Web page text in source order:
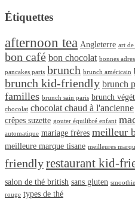
Étiquettes
afternoon tea Angleterre art
bon café bon chocolat bonnes
pancakes paris brunch brunch américain
brunch kid-friendly brunch
familles brunch sain paris brunch
chocolat chocolat chaud à l'ancienne
crêpes suzette gouter équilibré enfant
automatique mariage frères meilleur
meilleure marque tisane meilleures
friendlyrestaurant kid-
salon de thé british sans gluten
rouge types de thé